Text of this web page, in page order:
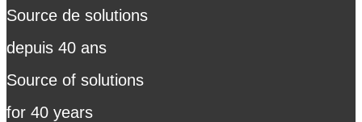
Source de solutions
depuis 40 ans
Source of solutions
for 40 years